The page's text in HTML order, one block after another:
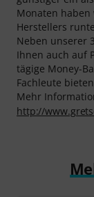
Monaten haben
Herstellers
Neben unserer
Ihnen auch auf
tägige Money-
Fachleute
Mehr
http://